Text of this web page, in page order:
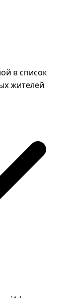
в список
жителей